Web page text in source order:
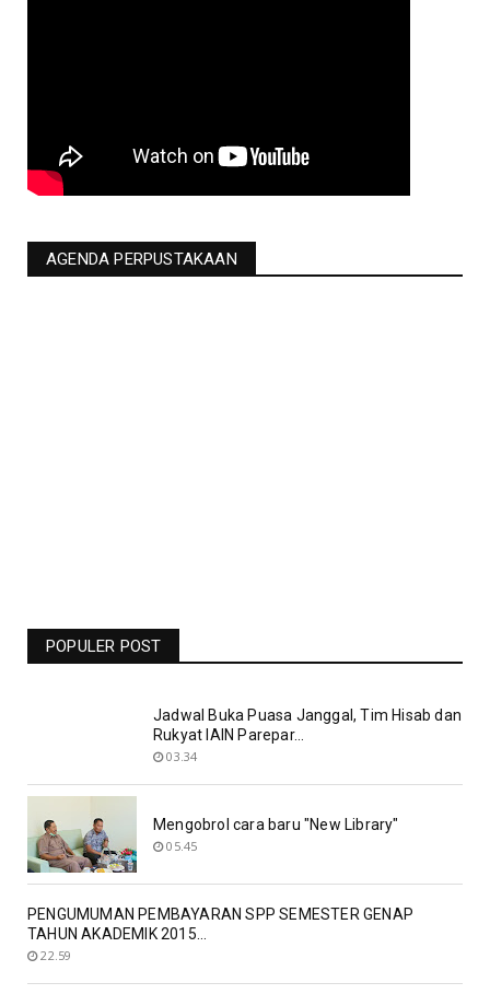
AGENDA PERPUSTAKAAN
POPULER POST
Bolasport.com
Jadwal Buka Puasa Janggal, Tim Hisab dan
Rukyat IAIN Parepar...
03.34
Mengobrol cara baru "New Library"
05.45
PENGUMUMAN PEMBAYARAN SPP SEMESTER GENAP
TAHUN AKADEMIK 2015...
22.59